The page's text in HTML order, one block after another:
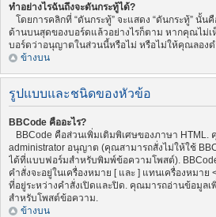
ทำอย่างไรฉันถึงจะดันกระทู้ได้?
โดยการคลิกที่ “ดันกระทู้” จะแสดง “ดันกระทู้” นั้
ด้านบนสุดของบอร์ดแล้วอย่างไรก็ตาม หากคุณไม่เ
บอร์ดว่าอนุญาตในส่วนนี้หรือไม่ หรือไม่ให้คุณลองด
ข้างบน
รูปแบบและชนิดของหัวข้อ
BBCode คืออะไร?
BBCode คือส่วนเพิ่มเติมพิเศษของภาษา HTML.
administrator อนุญาต (คุณสามารถสั่งไม่ให้ใช้
ได้ที่แบบฟอร์มสำหรับพิมพ์ข้อความโพสต์).
คำสั่งจะอยู่ในเครื่องหมาย [ และ ] แทนเครื่องหมา
ที่อยู่ระหว่างคำสั่งเปิดและปิด. คุณมารถอ่านข้อมูลเ
สำหรับโพสต์ข้อความ.
ข้างบน